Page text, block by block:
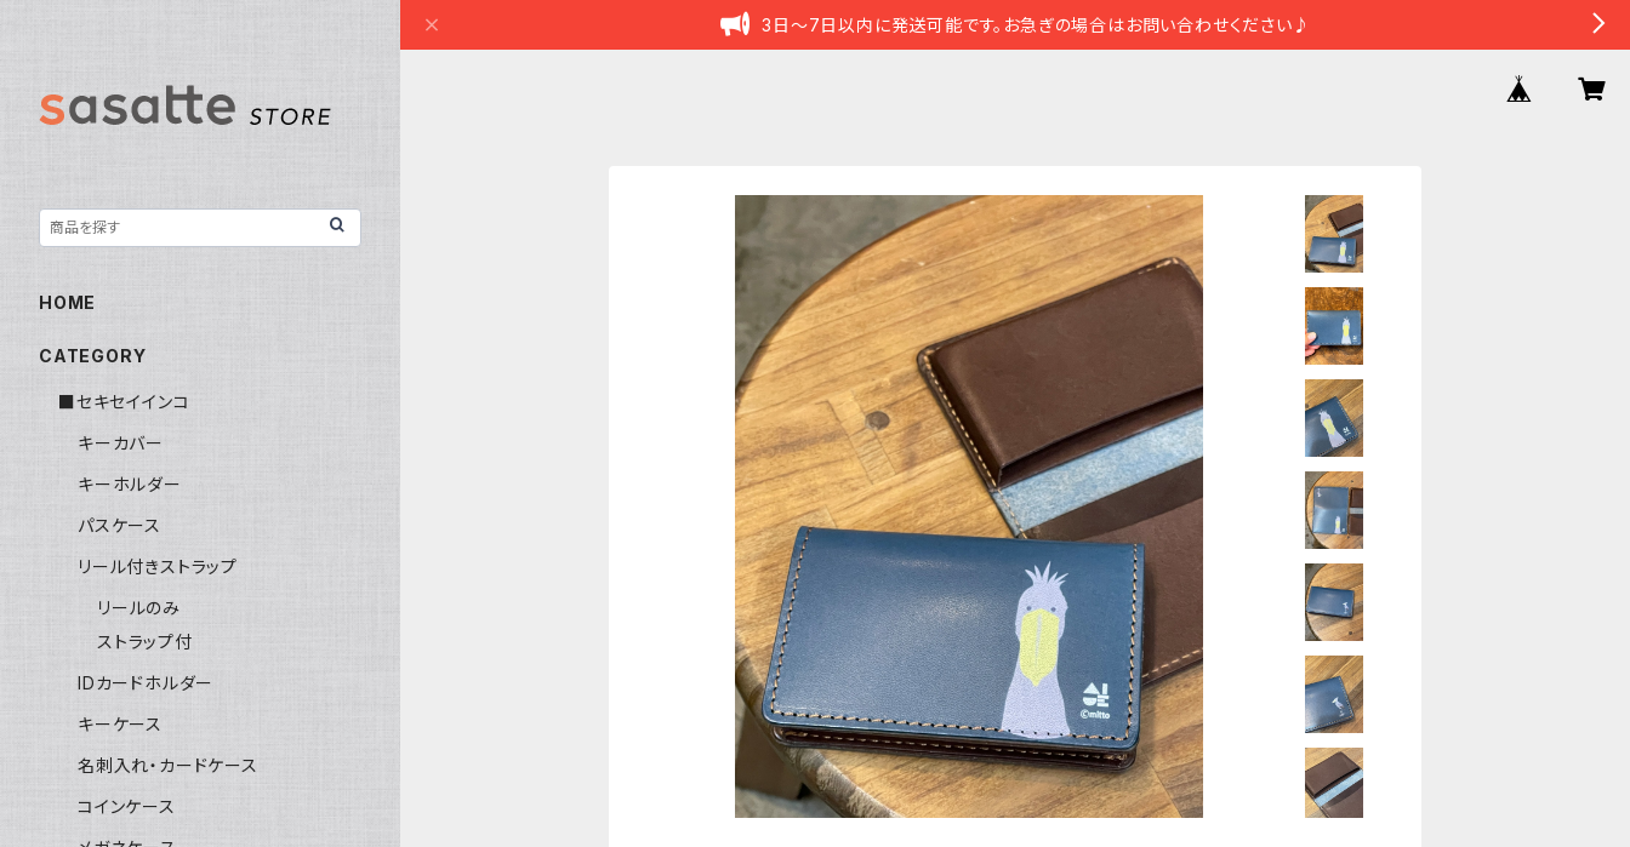
3日～7日以内に発送可能です。お急ぎの場合はお問い合わせください♪
HOME
CATEGORY
■セキセイインコ
キーカバー
キーホルダー
パスケース
リール付きストラップ
リールのみ
ストラップ付
IDカードホルダー
キーケース
名刺入れ・カードケース
コインケース